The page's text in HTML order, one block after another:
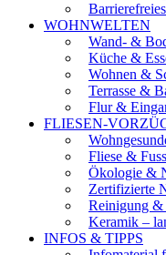
WOHNWELTEN
Wand- &
Küche &
Wohnen &
Terrasse &
Flur &
FLIESEN-
Fliese &
Ökologie &
Zertifizierte
Reinigung &
Keramik –
INFOS & TIPPS